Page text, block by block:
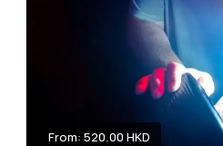
From: 520.00 HKD